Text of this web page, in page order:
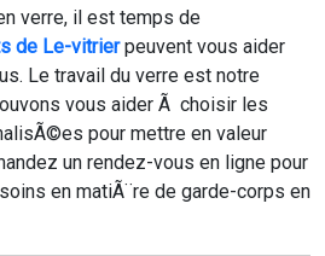
verre, il est temps de
de Le-vitrierpeuvent vous aider
Le travail du verre est notre
vous aider Ã choisir les
pour mettre en valeur
un rendez-vous en ligne pour
en matiÃ¨re de garde-corps en